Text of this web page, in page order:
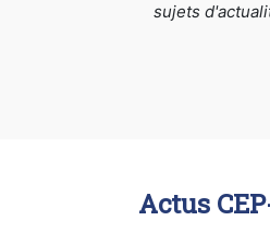
sujets
Actus